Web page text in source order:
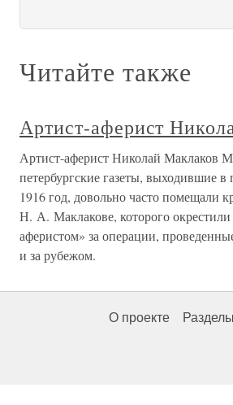
Читайте также
Артист-аферист
Артист-аферист Николай Маклаков
петербургские газеты, выходившие в
1916 год, довольно часто помещали
Н. А. Маклакове, которого
аферистом» за операции,
и за рубежом.
О проекте Разделы